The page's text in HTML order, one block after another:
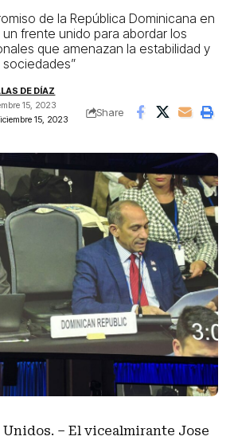
de la República Dominicana en
frente unido para abordar los
que amenazan la estabilidad y
sociedades”
15, 2023
DE DÍAZ
15, 2023
Share
– El vicealmirante Jose